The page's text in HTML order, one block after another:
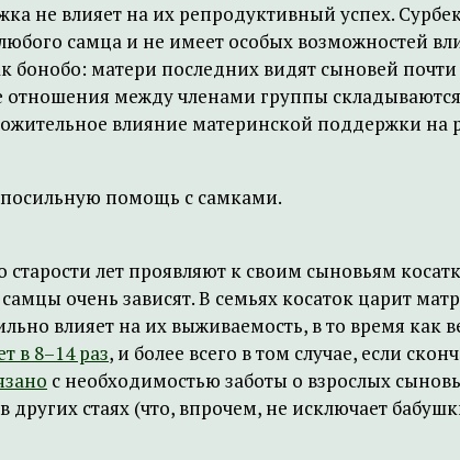
не влияет на их репродуктивный успех.
самца и не имеет особых возможностей
матери последних видят сыновей
между членами группы
влияние материнской поддержки на
посильную помощь с самками.
старости лет проявляют к своим сыновьям
очень зависят. В семьях косаток царит
влияет на их выживаемость, в то время как
в 8–14 раз, и более всего в том случае, если
с необходимостью заботы о взрослых
стаях (что, впрочем, не исключает